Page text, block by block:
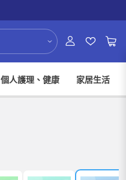
個人護理、健康 家居生活